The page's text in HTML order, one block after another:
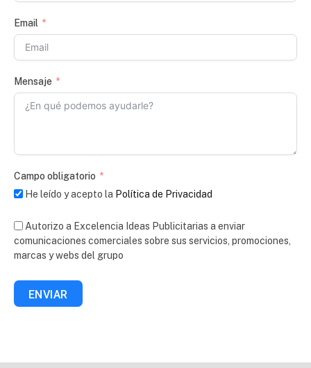
Email
Mensaje
Campo obligatorio
He leído y acepto la Política de Privacidad
Autorizo a Excelencia Ideas Publicitarias a enviar
comunicaciones comerciales sobre sus servicios, promociones,
marcas y webs del grupo
ENVIAR